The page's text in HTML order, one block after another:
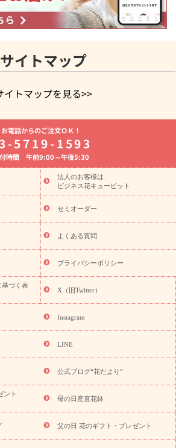
サイトマップ
イトマップを見る>>
祝いの花特集
誕生日フラワーギフト特集
キョウ)
開店・開業祝い
悔やみ お供え・お悔やみの花
・葬儀に贈る花 胡蝶蘭・花鉢
イベント
ひまわり ギフト・プレゼント
盆） 季節のイベント
お盆 花（新
盆・初盆）
お盆・お供え 花とセットギ
ザーブドフラワー
ひまわり ギフト・プ
り・お中元・暑中見舞い 花のギフト特集
フト・プレゼント特集
集
敬老の日 花のおすすめランキング
敬
・プレゼント特集
敬老の日 花とセットギ
敬老の日の花 全てのギフト一覧
キャン
ーガーディアンズ』コラボキャンペーン
す」キャンペーン
誕生日の花を探す
誕生日フラワーギフト特集
の誕生花(リンドウ)
当日配達特急便 お祝い商品一覧
い 退院祝い・快気祝い
ペットのお祝いフラワー
お供え・お悔やみの花
四十九日法要以
お電話からのご注文ＯＫ！
5719-1593
時間 午前9:00～午後5:30
法人のお客様は
ビジネス花キューピット
セミオーダー
よくある質問
プライバシーポリシー
づく表
X（旧Twitter）
Instagram
LINE
公式ブログ“花だより”
ント
母の日産直花鉢
父の日 花のギフト・プレゼント